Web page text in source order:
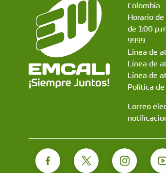
Colombia
Horario
de 1:00
9999
Línea de
Línea de
Línea de
Política
Correo